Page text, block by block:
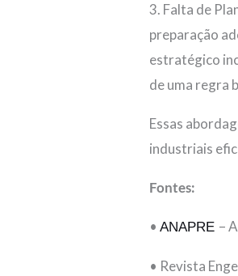
3. Falta de
preparação
estratégico
de uma regra
Essas
industriais
Fontes:
•ANAPRE –
• Revista